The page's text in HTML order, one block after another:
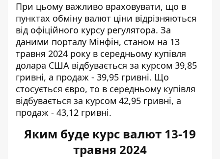
При цьому важливо враховувати, що в
пунктах обміну валют ціни відрізняються
від офіційного курсу регулятора. За
даними порталу Мінфін, станом на 13
травня 2024 року в середньому купівля
долара США відбувається за курсом 39,85
гривні, а продаж - 39,95 гривні. Що
стосується євро, то в середньому купівля
відбувається за курсом 42,95 гривні, а
продаж - 43,12 гривні.
Яким буде курс валют 13-19
травня 2024